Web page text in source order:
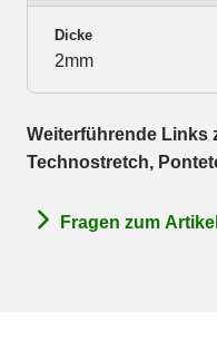
Dicke
2mm
Weiterführende Links
Technostretch,
Fragen zum Artikel